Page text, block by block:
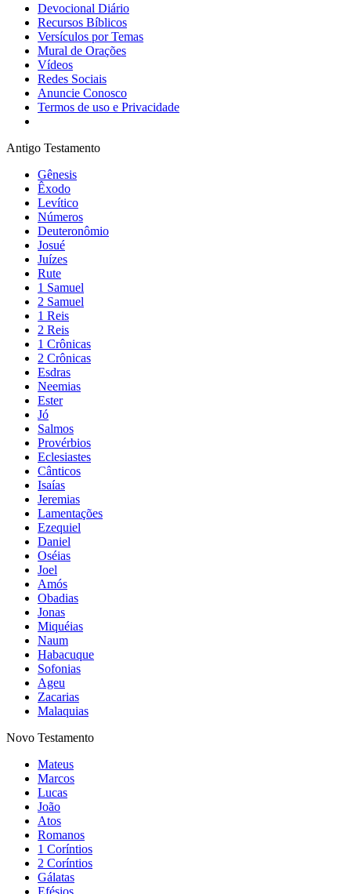
Devocional Diário
Recursos Bíblicos
Versículos por Temas
Mural de Orações
Vídeos
Redes Sociais
Anuncie Conosco
Termos de uso e Privacidade
Antigo Testamento
Gênesis
Êxodo
Levítico
Números
Deuteronômio
Josué
Juízes
Rute
1 Samuel
2 Samuel
1 Reis
2 Reis
1 Crônicas
2 Crônicas
Esdras
Neemias
Ester
Jó
Salmos
Provérbios
Eclesiastes
Cânticos
Isaías
Jeremias
Lamentações
Ezequiel
Daniel
Oséias
Joel
Amós
Obadias
Jonas
Miquéias
Naum
Habacuque
Sofonias
Ageu
Zacarias
Malaquias
Novo Testamento
Mateus
Marcos
Lucas
João
Atos
Romanos
1 Coríntios
2 Coríntios
Gálatas
Efésios